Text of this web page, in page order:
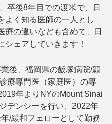
卒後8年目での渡米で、日
よく知る医師の一人とし
療の違いなども含めて、日
シェアしていきます！
後、福岡県の飯塚病院/頴
療専門医（家庭医）の専
年よりNYのMount Sinai
デンシーを行い、2022年
/緩和フェローとして勤務